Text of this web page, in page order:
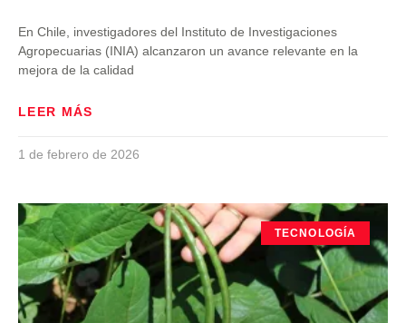
En Chile, investigadores del Instituto de Investigaciones
Agropecuarias (INIA) alcanzaron un avance relevante en la
mejora de la calidad
LEER MÁS
1 de febrero de 2026
TECNOLOGÍA